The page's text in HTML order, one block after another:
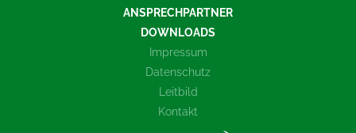
ANSPRECHPARTNER
DOWNLOADS
Impressum
Datenschutz
Leitbild
Kontakt